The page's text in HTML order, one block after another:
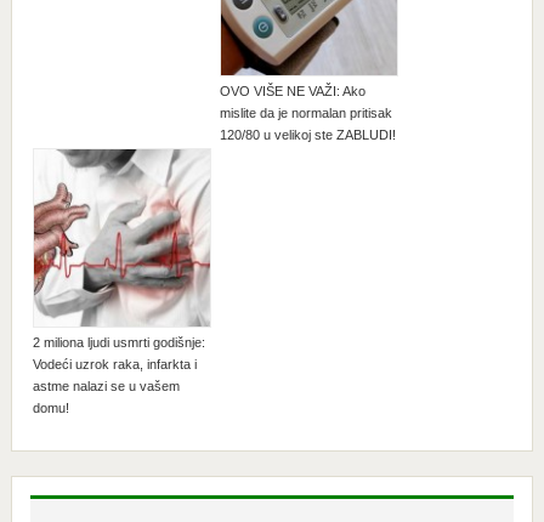
OVO VIŠE NE VAŽI: Ako
mislite da je normalan pritisak
120/80 u velikoj ste ZABLUDI!
2 miliona ljudi usmrti godišnje:
Vodeći uzrok raka, infarkta i
astme nalazi se u vašem
domu!